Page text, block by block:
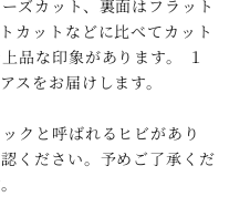
ズカット、裏面はフラット
カットなどに比べてカット
品な印象があります。 １
スをお届けします。
クと呼ばれるヒビがあり
ください。予めご了承くだ